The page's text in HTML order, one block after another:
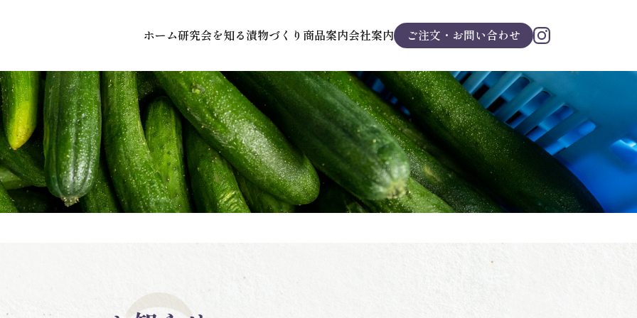
ホーム研究会を知る漬物づくり 商品案内会社案内 ご注文・お問い合わせ